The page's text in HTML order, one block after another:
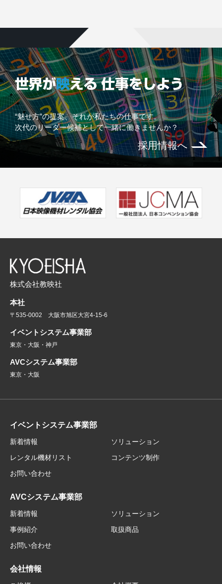
“魅せ方”の提案、それが私たちの仕事です。
次代のリーダー候補として一緒に働きませんか？
採用情報へ
株式会社教映社
本社
〒535-0002 大阪市旭区大宮4-15-6
イベントシステム事業部
東京・大阪・神戸
AVCシステム事業部
東京・大阪
イベントシステム事業部
新着情報
ソリューション
レンタル機材リスト
コンテンツ制作
お問い合わせ
AVCシステム事業部
新着情報
ソリューション
事例紹介
取扱商品
お問い合わせ
会社情報